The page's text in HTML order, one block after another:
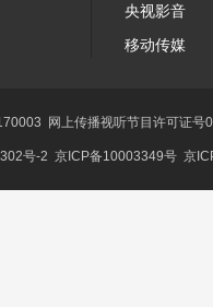
央视影音
移动传媒
网上传播视听节目许可证
号-2 京ICP备10003349号 京